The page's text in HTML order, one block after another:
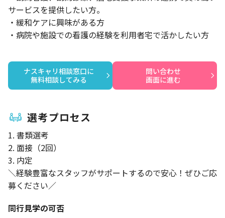
サービスを提供したい方。
・緩和ケアに興味がある方
・病院や施設での看護の経験を利用者宅で活かしたい方
ナスキャリ相談窓口に
無料相談してみる
問い合わせ
画面に進む
選考プロセス
1. 書類選考
2. 面接（2回）
3. 内定
＼経験豊富なスタッフがサポートするので安心！ぜひご応
募ください／
同行見学の可否